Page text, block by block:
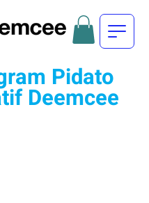
Pidato
Deemcee